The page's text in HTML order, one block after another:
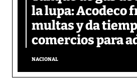
la lupa: Acodeco
multas y da
comercios para
NACIONAL